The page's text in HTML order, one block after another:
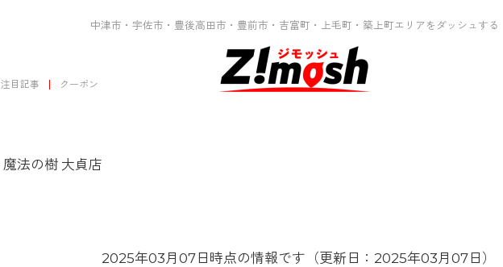
中津市・宇佐市・豊後高田市・豊前市・吉富町・上毛町・築上町エリアをダッシュする
注目記事 クーポン
魔法の樹 大貞店
2025年03月07日時点の情報です（更新日：2025年03月07日）